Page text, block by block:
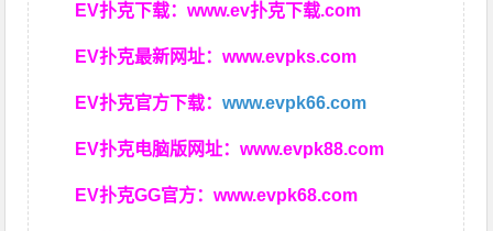
EV扑克下载：www.ev扑克下载.com
EV扑克最新网址：www.evpks.com
EV扑克官方下载：www.evpk66.com
EV扑克电脑版网址：www.evpk88.com
EV扑克GG官方：www.evpk68.com